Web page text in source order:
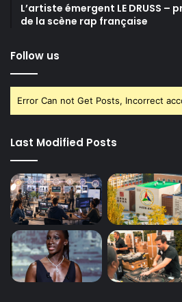
L’artiste émergent LE DRUSS –
de la scène rap française
Follow us
Error Can not Get Posts, Incorrect
Last Modified Posts